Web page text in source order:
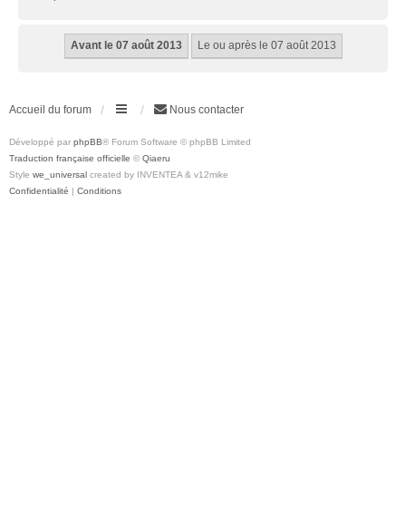
Accueil du forum Nous contacter
Développé par phpBB® Forum Software © phpBB Limited
Traduction française officielle © Qiaeru
Style we_universal created by INVENTEA & v12mike
Confidentialité | Conditions